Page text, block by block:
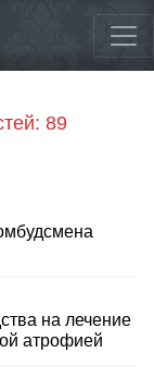
89
на лечение
атрофией